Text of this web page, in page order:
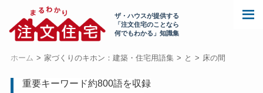
ザ・ハウスが提供する
「注文住宅のことなら
何でもわかる」知識集
ホーム 家づくりのキホン：建築・住宅用語集 と 床の間
重要キーワード約800語を収録